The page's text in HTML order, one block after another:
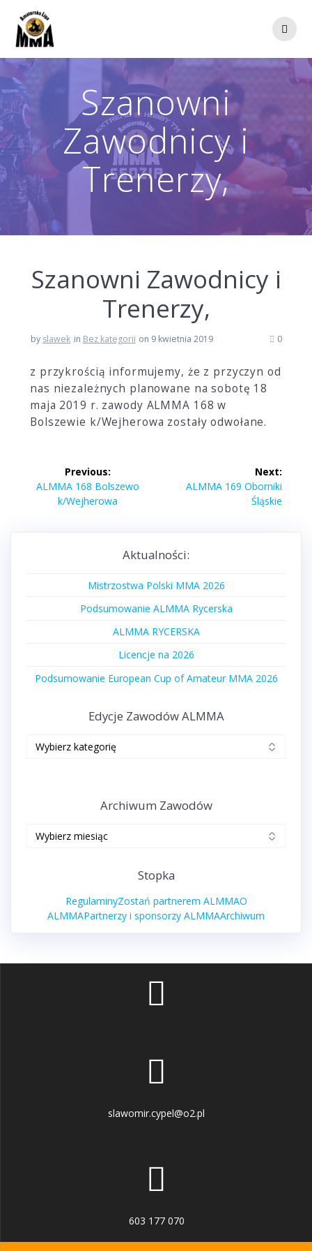
Szanowni
Zawodnicy i
Trenerzy,
Szanowni Zawodnicy i
Trenerzy,
by slawek in Bez kategorii on 9 kwietnia 2019 0
z przykrością informujemy, że z przyczyn od
nas niezależnych planowane na sobotę 18
maja 2019 r. zawody ALMMA 168 w
Bolszewie k/Wejherowa zostały odwołane.
Nawigacja
wpisu
Previous:
Previous
ALMMA 168 Bolszewo
k/Wejherowa
Next:
Next
ALMMA 169 Oborniki
Śląskie
Aktualności:
Mistrzostwa Polski MMA 2026
Podsumowanie ALMMA Rycerska
ALMMA RYCERSKA
Licencje na 2026
Podsumowanie European Cup of Amateur MMA 2026
Edycje Zawodów ALMMA
Archiwum Zawodów
Stopka
RegulaminyZostań partnerem ALMMAO
ALMMAPartnerzy i sponsorzy ALMMAArchiwum
slawomir.cypel@o2.pl
603 177 070